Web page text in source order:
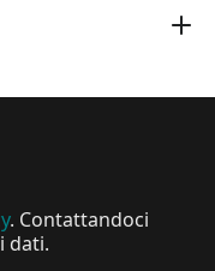
. Contattandoci
dati.